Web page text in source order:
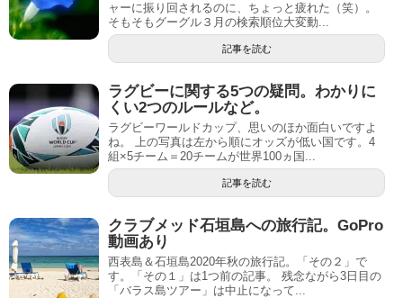
ャーに振り回されるのに、ちょっと疲れた（笑）。
そもそもグーグル３月の検索順位大変動...
記事を読む
ラグビーに関する5つの疑問。わかりに
くい2つのルールなど。
ラグビーワールドカップ、思いのほか面白いですよ
ね。 上の写真は左から順にオッズが低い国です。4
組×5チーム＝20チームが世界100ヵ国...
記事を読む
クラブメッド石垣島への旅行記。GoPro
動画あり
西表島＆石垣島2020年秋の旅行記。「その２」で
す。「その１」は1つ前の記事。 残念ながら3日目の
「バラス島ツアー」は中止になって...